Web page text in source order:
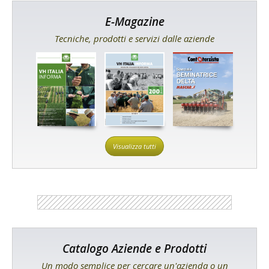
E-Magazine
Tecniche, prodotti e servizi dalle aziende
Visualizza tutti
Catalogo Aziende e Prodotti
Un modo semplice per cercare un'azienda o un